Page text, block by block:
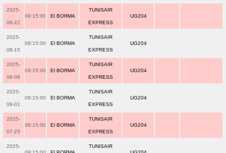
2025-
08-22
09:15:00 El BORMA
TUNISAIR
EXPRESS
UG204
2025-
08-15
09:15:00 El BORMA
TUNISAIR
EXPRESS
UG204
2025-
08-08
09:15:00 El BORMA
TUNISAIR
EXPRESS
UG204
2025-
08-01
09:15:00 El BORMA
TUNISAIR
EXPRESS
UG204
2025-
07-25
09:15:00 El BORMA
TUNISAIR
EXPRESS
UG204
2025-
TUNISAIR